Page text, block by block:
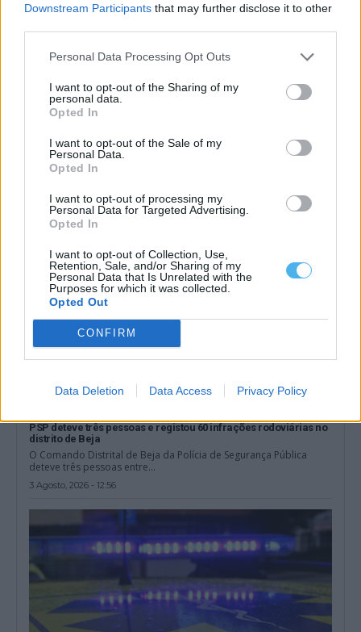
Downstream Participants that may further disclose it to other
Personal Data Processing Opt Outs
I want to opt-out of the Sharing of my
personal data.
Opted In
I want to opt-out of the Sale of my
Personal Data.
Opted In
I want to opt-out of processing my
Personal Data for Targeted Advertising.
Opted In
I want to opt-out of Collection, Use,
Retention, Sale, and/or Sharing of my
Personal Data that Is Unrelated with the
Purposes for which it was collected.
Opted Out
CONFIRM
Data Deletion Data Access Privacy Policy
no distrito de Beja
A Guarda Nacional Republicana (GNR) deteve 13 pessoas em
flagrante delito e registou 59...
PSP deteve três pessoas e registou 60 infrações rodoviárias no
distrito de Beja
O Comando Distrital de Beja da Polícia de Segurança Pública
deteve três pessoas entre...
3 Agosto, 2026 - 12:56